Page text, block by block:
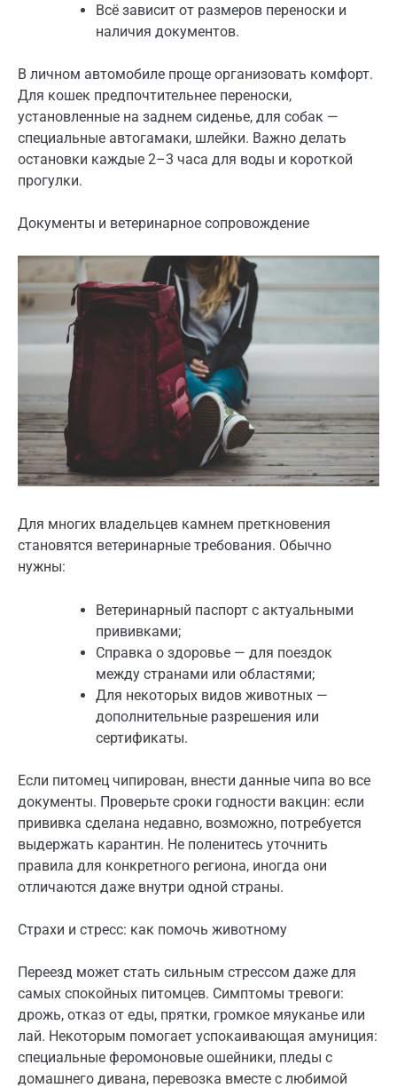
Всё зависит от размеров переноски и
наличия документов.
В личном автомобиле проще организовать комфорт.
Для кошек предпочтительнее переноски,
установленные на заднем сиденье, для собак —
специальные автогамаки, шлейки. Важно делать
остановки каждые 2–3 часа для воды и короткой
прогулки.
Документы и ветеринарное сопровождение
Для многих владельцев камнем преткновения
становятся ветеринарные требования. Обычно
нужны:
Ветеринарный паспорт с актуальными
прививками;
Справка о здоровье — для поездок
между странами или областями;
Для некоторых видов животных —
дополнительные разрешения или
сертификаты.
Если питомец чипирован, внести данные чипа во все
документы. Проверьте сроки годности вакцин: если
прививка сделана недавно, возможно, потребуется
выдержать карантин. Не поленитесь уточнить
правила для конкретного региона, иногда они
отличаются даже внутри одной страны.
Страхи и стресс: как помочь животному
Переезд может стать сильным стрессом даже для
самых спокойных питомцев. Симптомы тревоги:
дрожь, отказ от еды, прятки, громкое мяуканье или
лай. Некоторым помогает успокаивающая амуниция:
специальные феромоновые ошейники, пледы с
домашнего дивана, перевозка вместе с любимой